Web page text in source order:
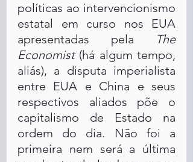
políticas ao intervencionismo
estatal em curso nos EUA
apresentadas pela
The
Economist (há algum tempo,
aliás), a disputa imperialista
entre EUA e China e seus
respectivos aliados põe o
capitalismo de Estado na
ordem do dia. Não foi a
primeira nem será a última